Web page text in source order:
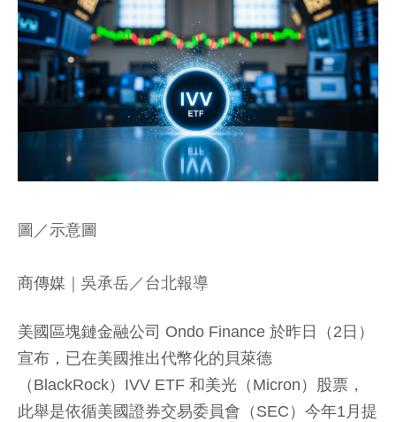
圖／示意圖
商傳媒 ｜吳承岳／台北報導
美國區塊鏈金融公司 Ondo Finance 於昨日（2日）
宣布，已在美國推出代幣化的貝萊德
（BlackRock）IVV ETF 和美光（Micron）股票，
此舉是依循美國證券交易委員會（SEC）今年1月提